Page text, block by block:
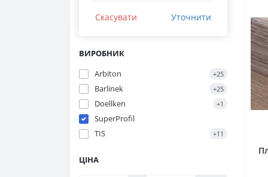
Скасувати Уточнити
ВИРОБНИК
Arbiton
+25
Barlinek +25
Doellken +1
SuperProfil
TIS
+11
ЦІНА